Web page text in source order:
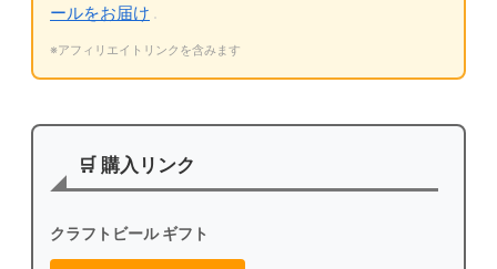
ールをお届け
※アフィリエイトリンクを含みます
🛒 購入リンク
クラフトビール ギフト